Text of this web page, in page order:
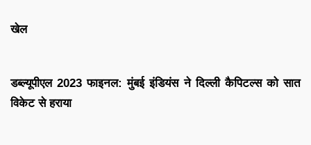
खेल
डब्ल्यूपीएल 2023 फाइनल: मुंबई इंडियंस ने दिल्ली कैपिटल्स को सात
विकेट से हराया